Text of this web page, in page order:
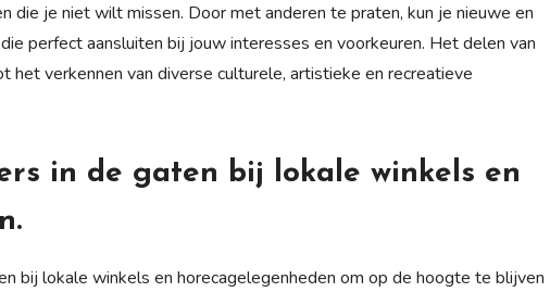
die je niet wilt missen. Door met anderen te praten, kun je nieuwe en
perfect aansluiten bij jouw interesses en voorkeuren. Het delen van
het verkennen van diverse culturele, artistieke en recreatieve
in de gaten bij lokale winkels en
bij lokale winkels en horecagelegenheden om op de hoogte te blijven